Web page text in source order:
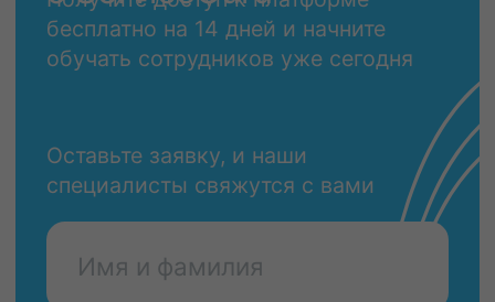
+7 (499) 647-73-
Продажи /sales@service.guru
График работы:
Ежедневно с 10:00 до 19:00